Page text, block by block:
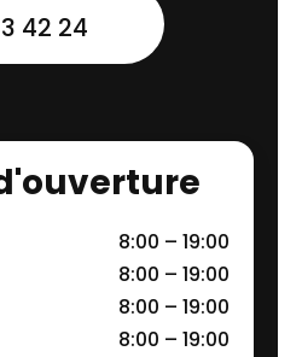
42 24
8:00 – 19:00
8:00 – 19:00
8:00 – 19:00
8:00 – 19:00